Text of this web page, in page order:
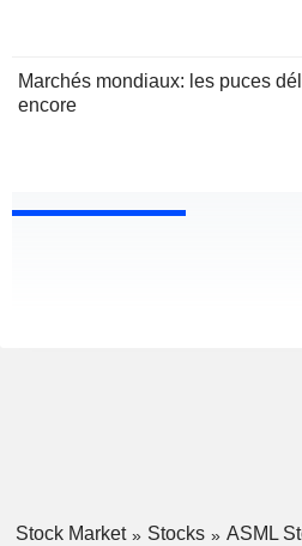
Marchés mondiaux: les puces
encore
Stock Market Stocks
ASML